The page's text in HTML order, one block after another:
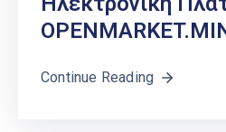
Continue Reading